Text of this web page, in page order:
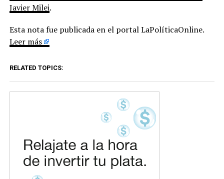
Javier Milei.
Esta nota fue publicada en el portal LaPolíticaOnline.
Leer más
RELATED TOPICS: